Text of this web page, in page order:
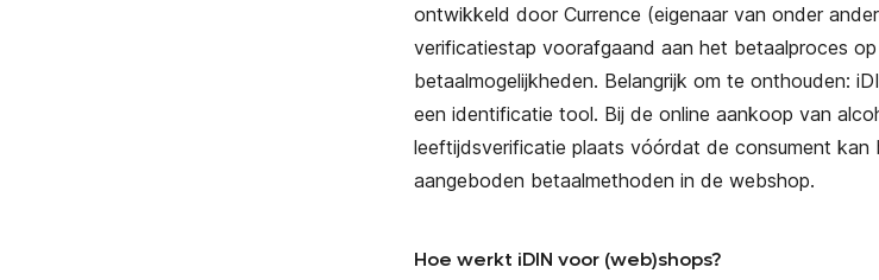
ontwikkeld door Currence (eigenaar van onder
verificatiestap voorafgaand aan het betaalproces
betaalmogelijkheden. Belangrijk om te onthouden:
een identificatie tool. Bij de online aankoop van
leeftijdsverificatie plaats vóórdat de consument kan
aangeboden betaalmethoden in de webshop.
Hoe werkt iDIN voor (web)shops?